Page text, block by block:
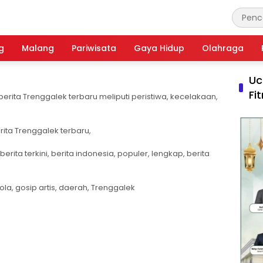
Malang Pariwisata Gaya Hidup Olahraga
Trenggalek terbaru meliputi peristiwa, kecelakaan,
Trenggalek terbaru,
terkini, berita indonesia, populer, lengkap, berita
gosip artis, daerah, Trenggalek